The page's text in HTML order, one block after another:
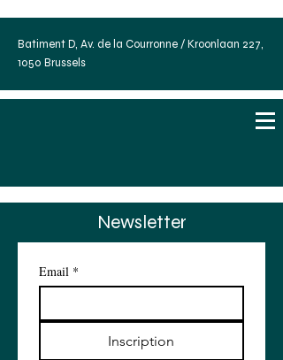
Batiment D, Av. de la Courronne / Kroonlaan 227,
1050 Brussels
Newsletter
Email *
Inscription